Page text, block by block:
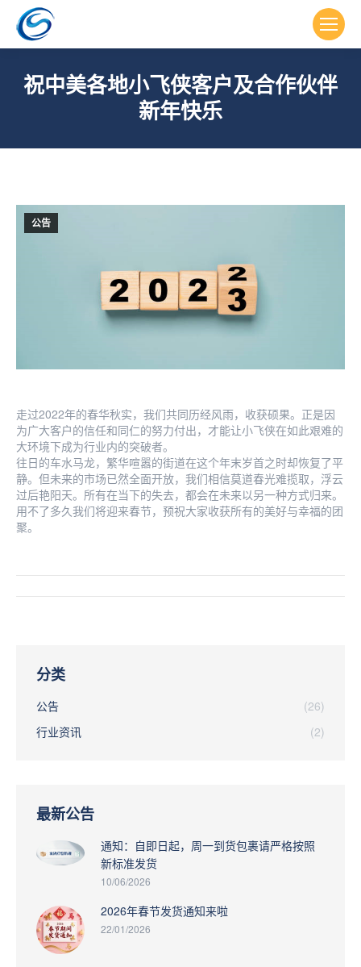
祝中美各地小飞侠客户及合作伙伴
新年快乐
公告
走过2022年的春华秋实，我们共同历经风雨，收获硕果。正是因
为广大客户的信任和同仁的努力付出，才能让小飞侠在如此艰难的
大环境下成为行业内的突破者。
往日的车水马龙，繁华喧嚣的街道在这个年末岁首之时却恢复了平
静。但未来的市场已然全面开放，我们相信莫道春光难揽取，浮云
过后艳阳天。所有在当下的失去，都会在未来以另一种方式归来。
用不了多久我们将迎来春节，预祝大家收获所有的美好与幸福的团
聚。
文
航分类
公告
(26)
行业资讯
(2)
最新公告
通知：自即日起，周一到货包裹请严格按照
新标准发货
10/06/2026
2026年春节发货通知来啦
22/01/2026